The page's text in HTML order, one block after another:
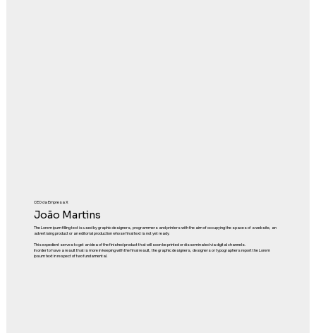
CEO da Empresa X
João Martins
The Lorem ipum filling text is used by graphic designers, programmers and printers with the aim of occupying the spaces of a website, an
advertising product or an editorial production whose final text is not yet ready.
This expedient serves to get an idea of the finished product that will soon be printed or disseminated via digital channels.
In order to have a result that is more in keeping with the final result, the graphic designers, designers or typographers report the Lorem
ipsum text in respect of two fundamental.